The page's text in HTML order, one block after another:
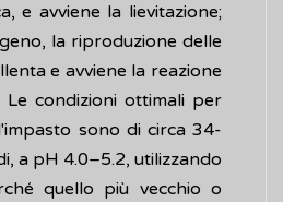
e avviene la lievitazione;
la riproduzione delle
e avviene la reazione
Le condizioni ottimali per
sono di circa 34-
a pH 4.0–5.2, utilizzando
quello più vecchio o